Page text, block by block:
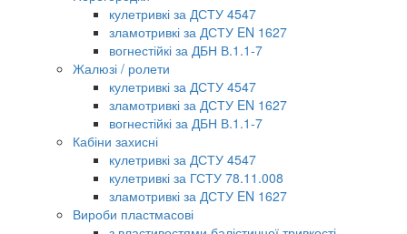
кулетривкі за ДСТУ 4547
зламотривкі за ДСТУ EN 1627
вогнестійкі за ДБН В.1.1-7
Жалюзі / ролети
кулетривкі за ДСТУ 4547
зламотривкі за ДСТУ EN 1627
вогнестійкі за ДБН В.1.1-7
Кабіни захисні
кулетривкі за ДСТУ 4547
кулетривкі за ГСТУ 78.11.008
зламотривкі за ДСТУ EN 1627
Вироби пластмасові